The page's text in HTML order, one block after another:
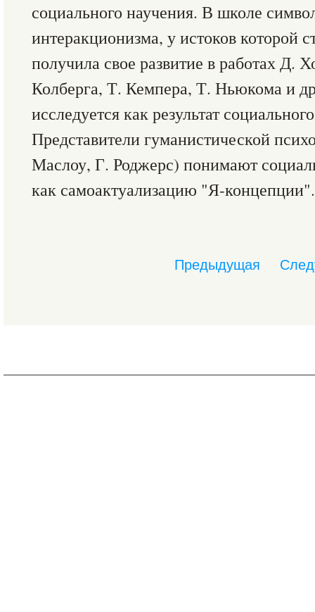
социального научения. В школе
интеракционизма, у истоков которой
получила свое развитие в работах Д.
Колберга, Т. Кемпера, Т. Ньюкома и
исследуется как результат
Представители гуманистической
Маслоу, Г. Роджерс) понимают
как самоактуализацию "Я-концепции".
Предыдущая